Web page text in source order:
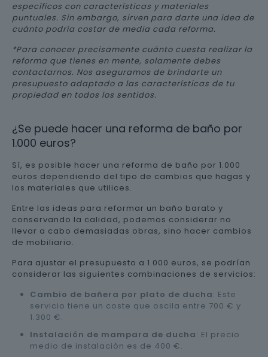
específicos con características y materiales
puntuales. Sin embargo, sirven para darte una idea de
cuánto podría costar de media cada reforma.
*Para conocer precisamente cuánto cuesta realizar la
reforma que tienes en mente, solamente debes
contactarnos. Nos aseguramos de brindarte un
presupuesto adaptado a las características de tu
propiedad en todos los sentidos.
¿Se puede hacer una reforma de baño por
1.000 euros?
Sí, es posible hacer una reforma de baño por 1.000
euros dependiendo del tipo de cambios que hagas y
los materiales que utilices.
Entre las ideas para reformar un baño barato y
conservando la calidad, podemos considerar no
llevar a cabo demasiadas obras, sino hacer cambios
de mobiliario.
Para ajustar el presupuesto a 1.000 euros, se podrían
considerar las siguientes combinaciones de servicios:
Cambio de bañera por plato de ducha: Este
servicio tiene un coste que oscila entre 700 € y
1.300 €.
Instalación de mampara de ducha: El precio
medio de instalación es de 400 €.